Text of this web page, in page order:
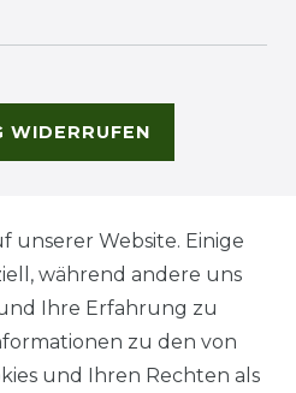
WIDERRUFEN
unserer Website. Einige
während andere uns
Ihre Erfahrung zu
zu den von
und Ihren Rechten als